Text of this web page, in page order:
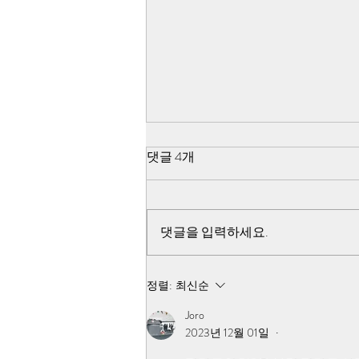
518 쌍방 펙트채크 - 진조위 44
44군데 무기고를 향하여 출발한 지
점인 아시아 자동차에서 44군데 무
기고는 모두 거리가 다르고 탑재할
동차에서 일시에 44군데 무기고를
출발했다는 점, 44군데 무기고에서
출발 시간과 거리가 다른 광주 공원
댓글 4개
댓글을 입력하세요.
정렬: 최신순
Joro
2023년 12월 01일
•